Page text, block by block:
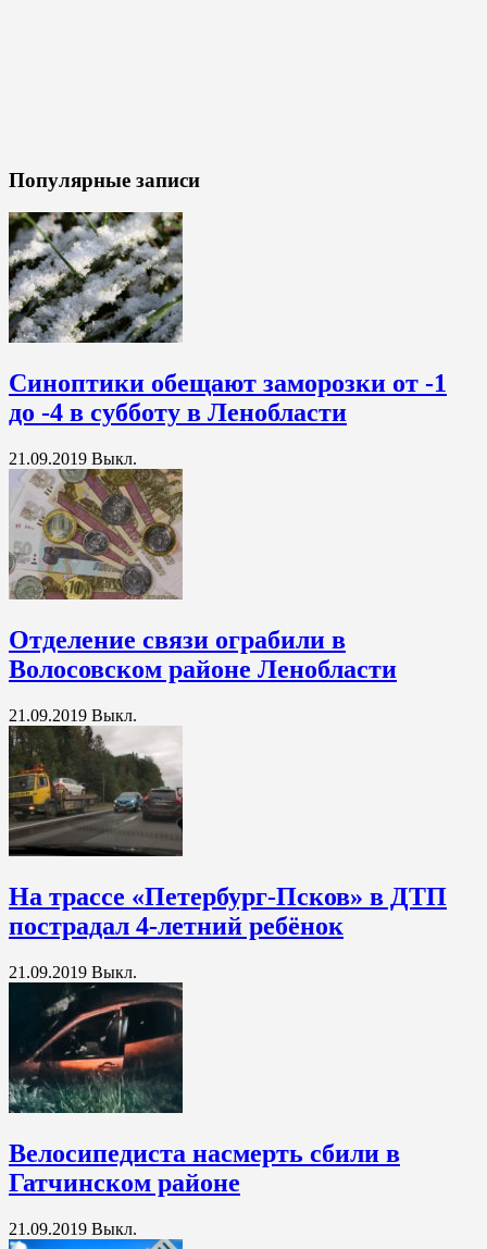
Популярные записи
Синоптики обещают заморозки от -1
до -4 в субботу в Ленобласти
21.09.2019 Выкл.
Отделение связи ограбили в
Волосовском районе Ленобласти
21.09.2019 Выкл.
На трассе «Петербург-Псков» в ДТП
пострадал 4-летний ребёнок
21.09.2019 Выкл.
Велосипедиста насмерть сбили в
Гатчинском районе
21.09.2019 Выкл.